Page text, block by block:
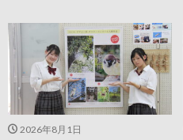
2026年8月1日